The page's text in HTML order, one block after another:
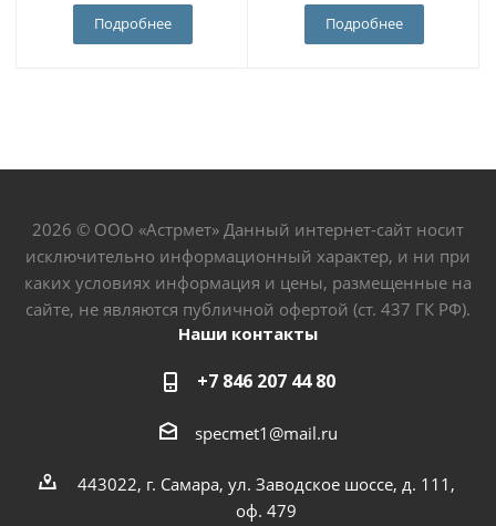
Подробнее Подробнее
2026 © ООО «Астрмет» Данный интернет-сайт носит
исключительно информационный характер, и ни при
каких условиях информация и цены, размещенные на
сайте, не являются публичной офертой (ст. 437 ГК РФ).
Наши контакты
+7 846 207 44 80
specmet1@mail.ru
443022, г. Самара, ул. Заводское шоссе, д. 111,
оф. 479